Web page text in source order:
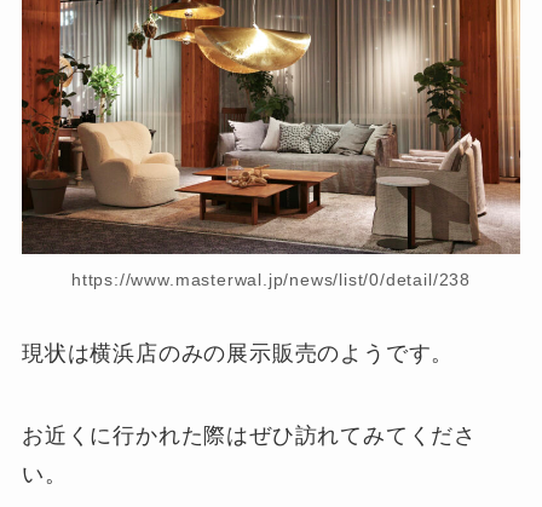
https://www.masterwal.jp/news/list/0/detail/238
現状は横浜店のみの展示販売のようです。
お近くに行かれた際はぜひ訪れてみてくださ
い。